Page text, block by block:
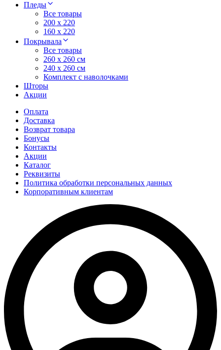
Пледы
Все товары
200 х 220
160 х 220
Покрывала
Все товары
260 x 260 см
240 х 260 см
Комплект с наволочками
Шторы
Акции
Оплата
Доставка
Возврат товара
Бонусы
Контакты
Акции
Каталог
Реквизиты
Политика обработки персональных данных
Корпоративным клиентам